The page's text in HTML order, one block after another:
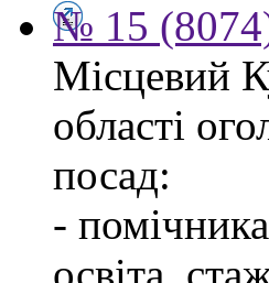
№ 15 (8074)
Місцевий
області
посад:
-
освіта,